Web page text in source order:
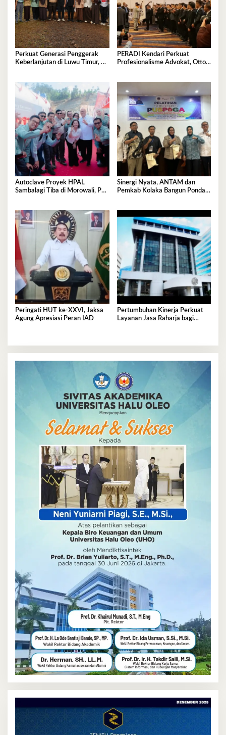
Perkuat Generasi Penggerak
Keberlanjutan di Luwu Timur, PT
PERADI Kendari Perkuat
Profesionalisme Advokat, Otto
Autoclave Proyek HPAL
Sambalagi Tiba di Morowali, PT
Sinergi Nyata, ANTAM dan
Pemkab Kolaka Bangun Pondasi
Peringati HUT ke-XXVI, Jaksa
Agung Apresiasi Peran IAD
Pertumbuhan Kinerja Perkuat
Layanan Jasa Raharja bagi